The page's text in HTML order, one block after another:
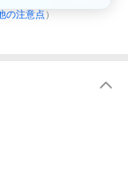
の注意点 ）